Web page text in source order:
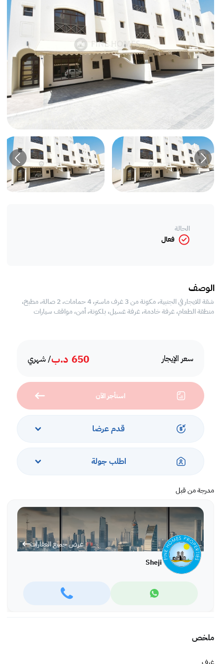
سعر الإيجار 650 د.ب/ شهري
استأجر الآن
قدم عرضا
اطلب جولة
مدرجة من قبل
عرض جميع العقارات
Sheji
الحالة
فعال
الوصف
شقة للايجار في الجنبية، مكونة من 3 غرف ماستر، 4 حمامات، 2 صالة، مطبخ،
منطقة الطعام، غرفة خادمة، غرفة غسيل، بلكونة، أمن، مواقف سيارات
ملخص